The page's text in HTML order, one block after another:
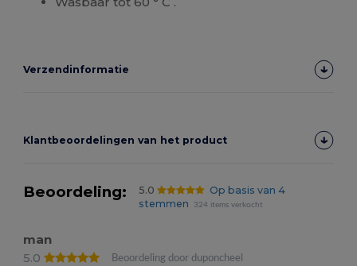
Verzendinformatie
Klantbeoordelingen van het product
Beoordeling: 5.0
Op basis van 4
stemmen
324 items verkocht
man
5.0
Beoordeling door duponcheel